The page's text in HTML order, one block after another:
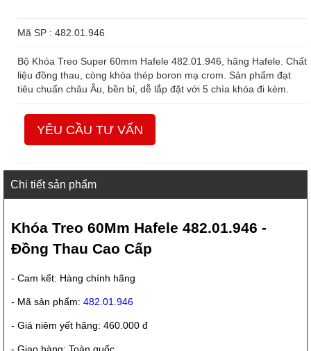
Mã SP : 482.01.946
Bộ Khóa Treo Super 60mm Hafele 482.01.946, hãng Hafele. Chất
liệu đồng thau, còng khóa thép boron mạ crom. Sản phẩm đạt
tiêu chuẩn châu Âu, bền bỉ, dễ lắp đặt với 5 chìa khóa đi kèm.
YÊU CẦU TƯ VẤN
Chi tiết sản phẩm
Khóa Treo 60Mm Hafele 482.01.946 -
Đồng Thau Cao Cấp
- Cam kết: Hàng chính hãng
- Mã sản phẩm: 482.01.946
- Giá niêm yết hãng: 460.000 đ